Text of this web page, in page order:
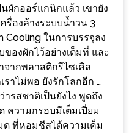
ผักออร์แกนิกแล้ว เขายัง
รื่องล้างระบบน้ำวน 3
Cooling ในการบรรจุลง
องผักไว้อย่างเต็มที่ และ
ากพลาสติกรีไซเคิล
าไม่พอ ยังรักโลกอีก …
รสชาติเป็นยังไง พูดถึง
ความกรอบมีเต็มเปี่ยม
ด ที่หอมชีสได้ความเค็ม